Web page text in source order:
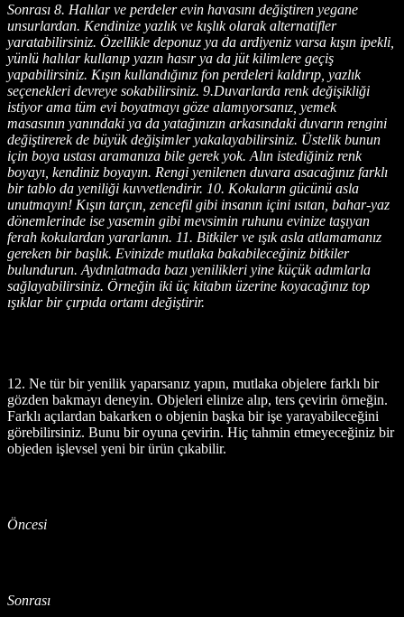
Sonrası 8. Halılar ve perdeler evin havasını değiştiren yegane
unsurlardan. Kendinize yazlık ve kışlık olarak alternatifler
yaratabilirsiniz. Özellikle deponuz ya da ardiyeniz varsa kışın ipekli,
yünlü halılar kullanıp yazın hasır ya da jüt kilimlere geçiş
yapabilirsiniz. Kışın kullandığınız fon perdeleri kaldırıp, yazlık
seçenekleri devreye sokabilirsiniz. 9.Duvarlarda renk değişikliği
istiyor ama tüm evi boyatmayı göze alamıyorsanız, yemek
masasının yanındaki ya da yatağınızın arkasındaki duvarın rengini
değiştirerek de büyük değişimler yakalayabilirsiniz. Üstelik bunun
için boya ustası aramanıza bile gerek yok. Alın istediğiniz renk
boyayı, kendiniz boyayın. Rengi yenilenen duvara asacağınız farklı
bir tablo da yeniliği kuvvetlendirir. 10. Kokuların gücünü asla
unutmayın! Kışın tarçın, zencefil gibi insanın içini ısıtan, bahar-yaz
dönemlerinde ise yasemin gibi mevsimin ruhunu evinize taşıyan
ferah kokulardan yararlanın. 11. Bitkiler ve ışık asla atlamamanız
gereken bir başlık. Evinizde mutlaka bakabileceğiniz bitkiler
bulundurun. Aydınlatmada bazı yenilikleri yine küçük adımlarla
sağlayabilirsiniz. Örneğin iki üç kitabın üzerine koyacağınız top
ışıklar bir çırpıda ortamı değiştirir.
12. Ne tür bir yenilik yaparsanız yapın, mutlaka objelere farklı bir
gözden bakmayı deneyin. Objeleri elinize alıp, ters çevirin örneğin.
Farklı açılardan bakarken o objenin başka bir işe yarayabileceğini
görebilirsiniz. Bunu bir oyuna çevirin. Hiç tahmin etmeyeceğiniz bir
objeden işlevsel yeni bir ürün çıkabilir.
Öncesi
Sonrası